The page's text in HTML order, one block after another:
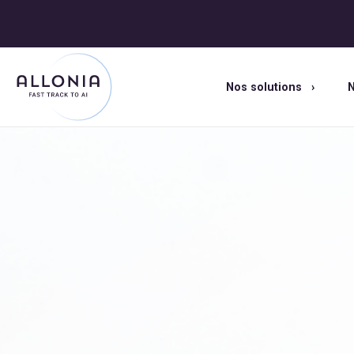
Nos solutions